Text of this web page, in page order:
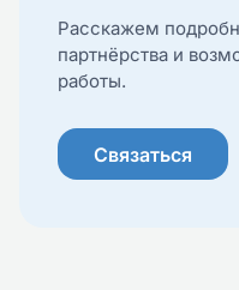
Расскажем
партнёрства и
работы.
Связаться